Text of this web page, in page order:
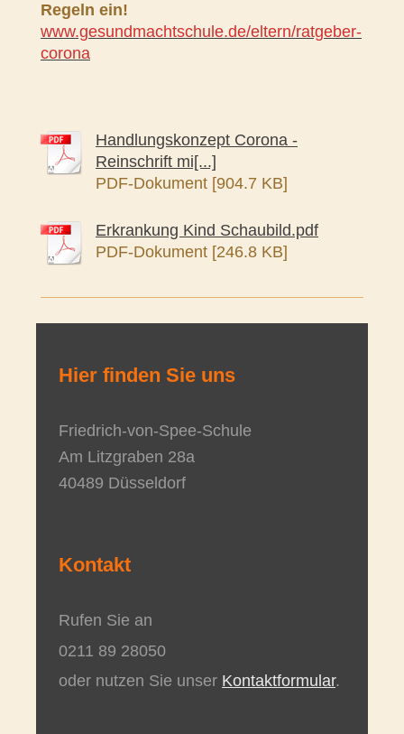
Regeln ein!
www.gesundmachtschule.de/eltern/ratgeber-
corona
Handlungskonzept Corona -
Reinschrift mi[...]
PDF-Dokument [904.7 KB]
Erkrankung Kind Schaubild.pdf
PDF-Dokument [246.8 KB]
Hier finden Sie uns
Friedrich-von-Spee-Schule
Am Litzgraben 28a
40489 Düsseldorf
Kontakt
Rufen Sie an
0211 89 28050
oder nutzen Sie unser Kontaktformular.